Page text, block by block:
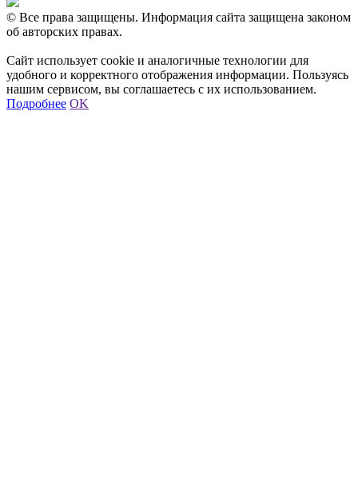
© Все права защищены. Информация сайта защищена законом
об авторских правах.
Сайт использует cookie и аналогичные технологии для
удобного и корректного отображения информации. Пользуясь
нашим сервисом, вы соглашаетесь с их использованием.
Подробнее OK